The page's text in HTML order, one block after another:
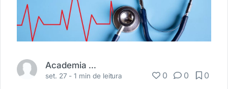
Academia Médica
set. 27 -1 min de leitura 0 0 0